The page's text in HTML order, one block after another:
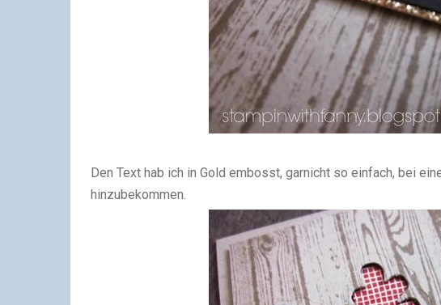
Den Text hab ich in Gold embosst, garnicht so einfach, bei
hinzubekommen.